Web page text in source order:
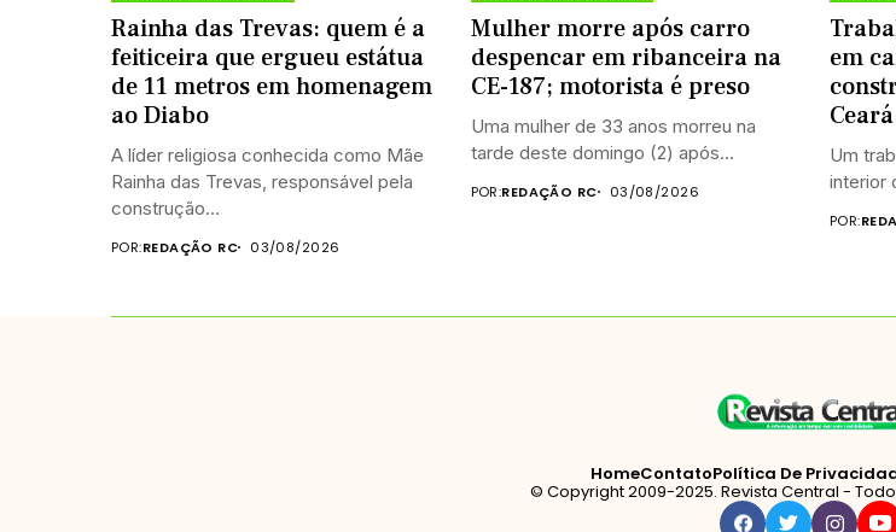
Rainha das Trevas: quem é a
feiticeira que ergueu estátua
de 11 metros em homenagem
ao Diabo
A líder religiosa conhecida como Mãe
Rainha das Trevas, responsável pela
construção...
POR:REDAÇÃO RC 03/08/2026
Mulher morre após carro
despencar em ribanceira na
CE-187; motorista é preso
Uma mulher de 33 anos morreu na
tarde deste domingo (2) após...
POR:REDAÇÃO RC 03/08/2026
em
Ceará
Um
interior
POR:
HomeContatoPolítica De
© Copyright 2009-2025. Revista Central -